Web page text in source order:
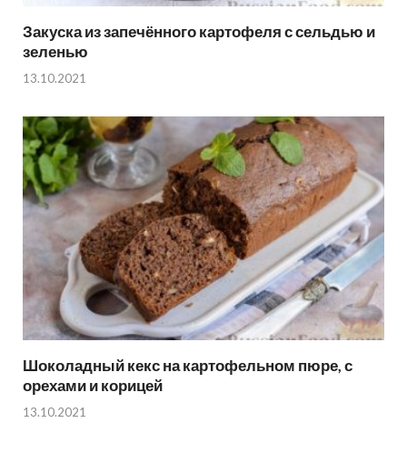
Закуска из запечённого картофеля с сельдью и
зеленью
13.10.2021
Шоколадный кекс на картофельном пюре, с
орехами и корицей
13.10.2021